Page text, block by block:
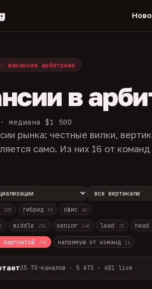
вакансии арбитража
в
медиана $1 500
рынка: честные вилки,
само. Из них 16 от
585 гибрид 50 офис 46
middle 276 senior 140 lead 33 head
202 напрямую от команд 16
35 TG-каналов · 5 ATS · 681 live